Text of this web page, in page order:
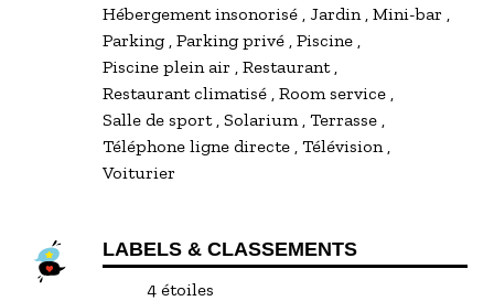
Hébergement insonorisé
Jardin Mini-bar
Parking Parking privé Piscine
Piscine plein air Restaurant
Restaurant climatisé Room service
Salle de sport Solarium Terrasse
Téléphone ligne directe Télévision
Voiturier
LABELS & CLASSEMENTS
4 étoiles